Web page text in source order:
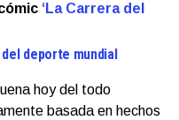
‘La Carrera del
deporte mundial
hoy del todo
basada en hechos